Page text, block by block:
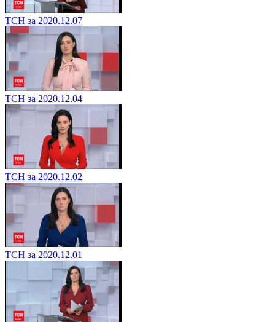
ТСН за 2020.12.07
ТСН за 2020.12.04
ТСН за 2020.12.02
ТСН за 2020.12.01